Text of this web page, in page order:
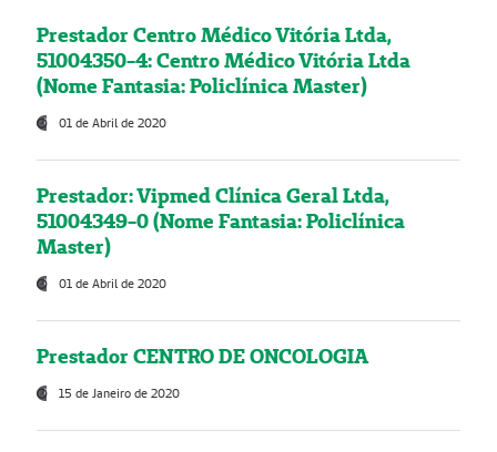
Prestador Centro Médico Vitória Ltda,
51004350-4: Centro Médico Vitória Ltda
(Nome Fantasia: Policlínica Master)
01 de Abril de 2020
Prestador: Vipmed Clínica Geral Ltda,
51004349-0 (Nome Fantasia: Policlínica
Master)
01 de Abril de 2020
Prestador CENTRO DE ONCOLOGIA
15 de Janeiro de 2020